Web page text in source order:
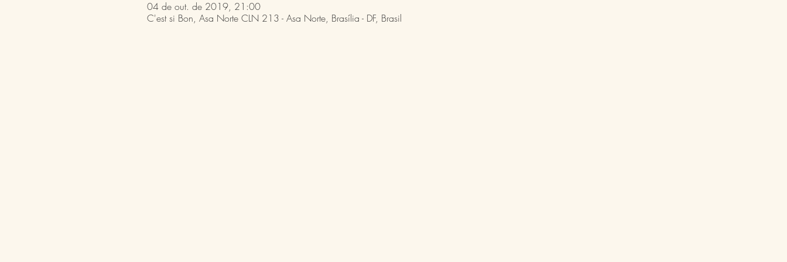
04 de out. de 2019, 21:00
C'est si Bon, Asa Norte CLN 213 - Asa Norte, Brasília - DF, Brasil